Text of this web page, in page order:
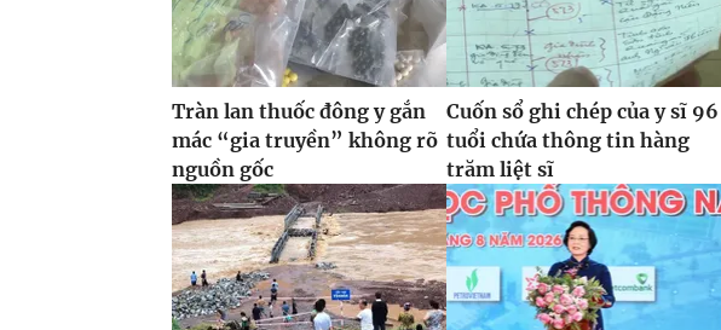
Tràn lan thuốc đông y gắn
mác “gia truyền” không rõ
nguồn gốc
Cuốn sổ ghi chép của y sĩ 96
tuổi chứa thông tin hàng
trăm liệt sĩ